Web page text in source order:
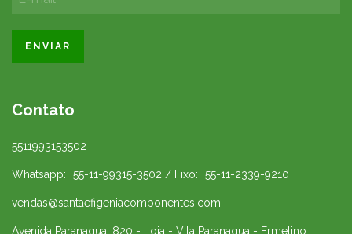
Contato
5511993153502
Whatsapp: +55-11-99315-3502 / Fixo: +55-11-2339-9210
vendas@santaefigeniacomponentes.com
Avenida Paranagua, 820 - Loja - Vila Paranagua - Ermelino